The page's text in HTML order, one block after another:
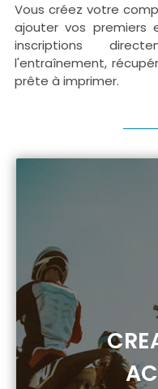
Vous créez votre
ajouter vos premiers
inscriptions
l'entraînement,
prête à imprimer.